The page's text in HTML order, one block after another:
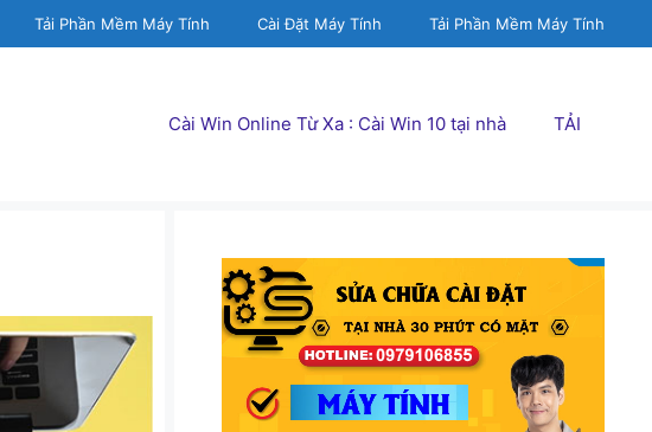
Tải Phần Mềm Máy Tính Cài Đặt Máy Tính Tải Phần Mềm Máy Tính
Cài Win Online Từ Xa : Cài Win 10 tại nhà TẢI